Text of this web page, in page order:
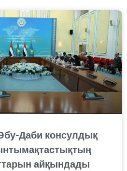
Даби консулдық
айқындады